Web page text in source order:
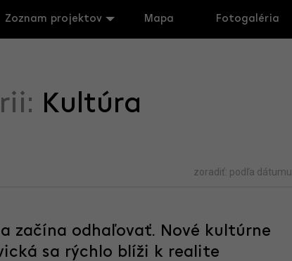
Zoznam projektov Mapa Fotogaléria
Kultúra
zoradiť: podľa dátumu
začína odhaľovať. Nové kultúrne
sa rýchlo blíži k realite